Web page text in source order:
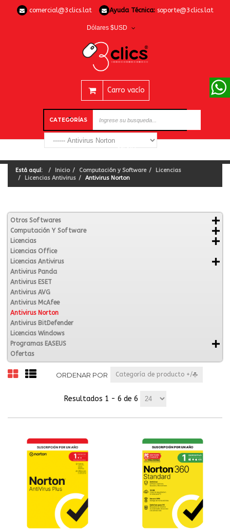
comercial@3clics.lat Ayuda Técnica: soporte@3clics.lat
Dólares $USD
Carro vacío
CATEGORÍAS
Está aquí: Inicio Computación y Software
Licencias
Licencias Antivirus
Antivirus Norton
Otros Softwares
Computación Y Software
Licencias
Licencias Office
Licencias Antivirus
Antivirus Panda
Antivirus ESET
Antivirus AVG
Antivirus McAfee
Antivirus Norton
Antivirus BitDefender
Licencias Windows
Programas EASEUS
Ofertas
ORDENAR POR Categoría de producto +/-
Resultados 1 - 6 de 6